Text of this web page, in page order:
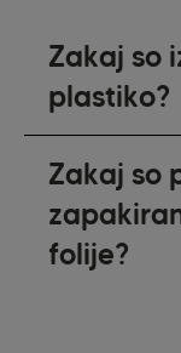
Zakaj so
plastiko?
Zakaj so
folije?